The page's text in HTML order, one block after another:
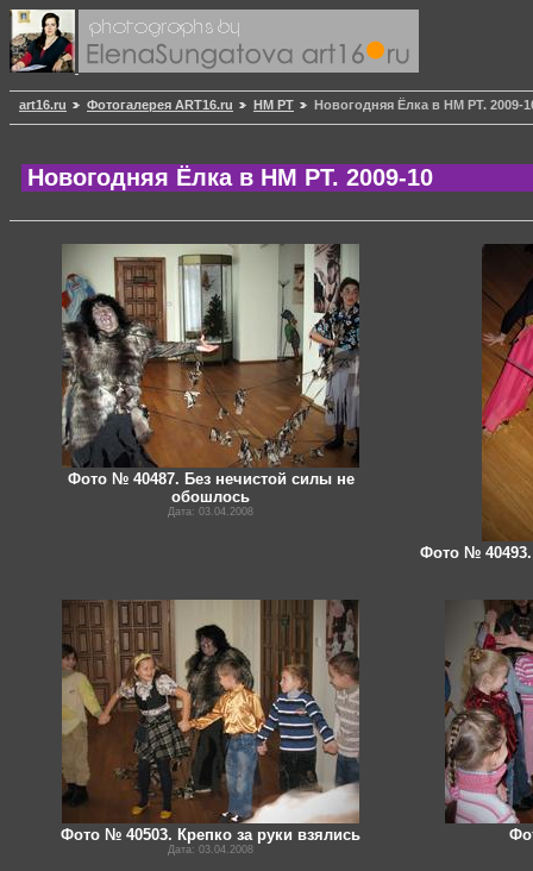
art16.ru Фотогалерея ART16.ru НМ РТ Новогодняя Ёлка в НМ РТ. 2009-
Новогодняя Ёлка в НМ РТ. 2009-10
Фото № 40487. Без нечистой силы не
обошлось
Дата: 03.04.2008
Фото №
Фото № 40503. Крепко за руки взялись
Дата: 03.04.2008